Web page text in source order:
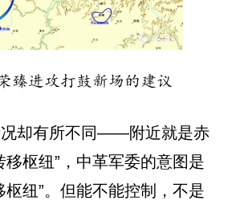
臻进攻打鼓新场的建议
况却有所不同——附近就是赤
移枢纽”，中革军委的意图是
枢纽”。但能不能控制，不是